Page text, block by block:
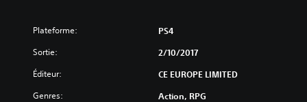
Plateforme: PS4
Sortie: 2/10/2017
Éditeur: CE EUROPE LIMITED
Genres: Action, RPG